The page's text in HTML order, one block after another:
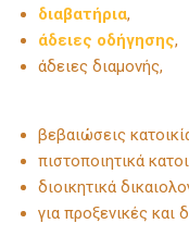
διαβατήρια,
άδειες οδήγησης,
άδειες διαμονής,
βεβαιώσεις
πιστοποιητικά
διοικητικά
για προξενικές και